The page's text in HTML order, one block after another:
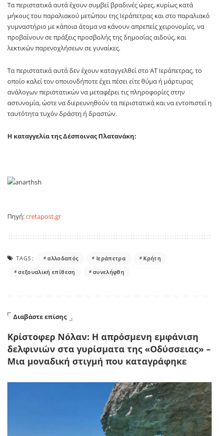
Τα περιστατικά αυτά έχουν συμβεί βραδινές ώρες, κυρίως κατά
μήκους του παραλιακού μετώπου της Ιεράπετρας και στο παραλιακό
γυμναστήριο με κάποια άτομα να κάνουν απρεπείς χειρονομίες, να
προβαίνουν σε πράξεις προσβολής της δημοσίας αιδούς, και
λεκτικών παρενοχλήσεων σε γυναίκες.
Τα περιστατικά αυτά δεν έχουν καταγγελθεί στο ΑΤ Ιεράπετρας, το
οποίο καλεί τον οποιονδήποτε έχει πέσει είτε θύμα ή μάρτυρας
ανάλογων περιστατικών να μεταφέρει τις πληροφορίες στην
αστυνομία, ώστε να διερευνηθούν τα περιστατικά και να εντοπιστεί η
ταυτότητα τυχόν δράστη ή δραστών.
Η καταγγελία της Δέσποινας Πλατανάκη:
Πηγή:cretapost.gr
TAGS: αλλοδαπός Ιεράπετρα
Κρήτη
σεξουαλική επίθεση
συνελήφθη
Διαβάστε επίσης
Κρίστοφερ Νόλαν: Η απρόσμενη εμφάνιση
δελφινιών στα γυρίσματα της «Οδύσσειας» –
Μια μοναδική στιγμή που καταγράφηκε